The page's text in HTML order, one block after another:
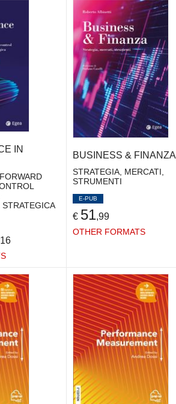
IN
BUSINESS & FINANZA
STRATEGIA, MERCATI,
STRUMENTI
E-PUB
€ 51,99
OTHER FORMATS